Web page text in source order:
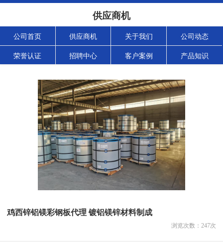
供应商机
公司首页 供应商机 关于我们 公司动态
荣誉认证 招聘中心 客户案例 产品知识
鸡西锌铝镁彩钢板代理 镀铝镁锌材料制成
浏览次数： 247次